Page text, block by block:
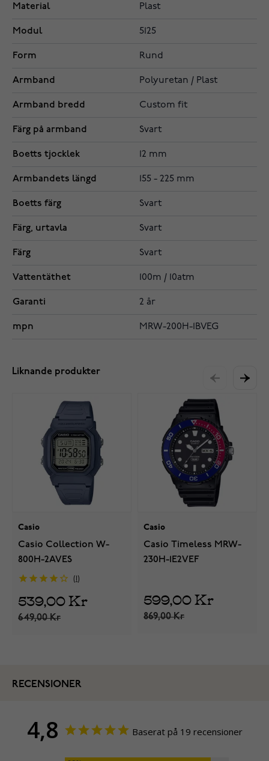
Material Plast
Modul 5125
Form Rund
Armband Polyuretan / Plast
Armband bredd Custom fit
Färg på armband Svart
Boetts tjocklek 12 mm
Armbandets längd 155 - 225 mm
Boetts färg Svart
Färg, urtavla Svart
Färg Svart
Vattentäthet 100m / 10atm
Garanti 2 år
mpn MRW-200H-1BVEG
Liknande produkter
Casio
Casio Collection W-
800H-2AVES
539,00 Kr
649,00 Kr
Casio
Casio Timeless MRW-
230H-1E2VEF
599,00 Kr
869,00 Kr
RECENSIONER
4,8 Baserat på 19 recensioner